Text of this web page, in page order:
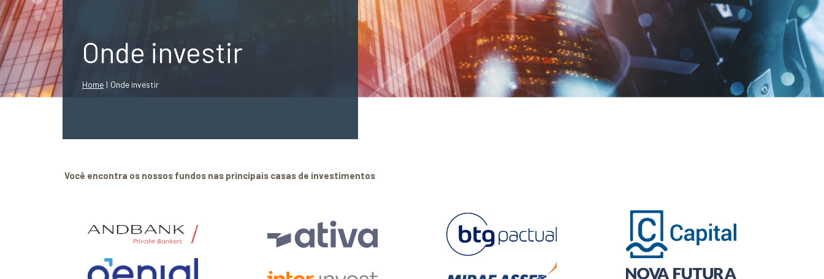
Onde investir
Home | Onde investir
Você encontra os nossos fundos nas principais casas de investimentos